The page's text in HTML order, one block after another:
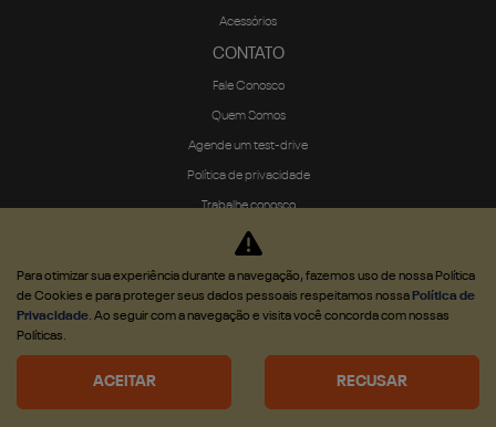
Acessórios
CONTATO
Fale Conosco
Quem Somos
Agende um test-drive
Política de privacidade
Trabalhe conosco
Desenvolvido pela DEALERSPACE ® Direitos Reservados.
Desacelere. Seu bem maior é a vida.
Para otimizar sua experiência durante a navegação, fazemos uso de nossa Política
de Cookies e para proteger seus dados pessoais respeitamos nossa Política de
Privacidade. Ao seguir com a navegação e visita você concorda com nossas
Políticas.
ACEITAR RECUSAR